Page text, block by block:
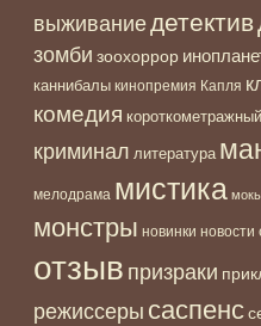
выживаниедетектив
зомби зоохоррор
каннибалы кинопремия Капля
комедия короткометражный
криминал литература
мелодрама мистика
монстры новинки новости
отзыв призраки
режиссеры саспенс